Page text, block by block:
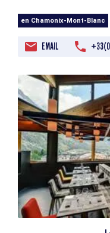
en Chamonix-Mont-Blanc
EMAIL